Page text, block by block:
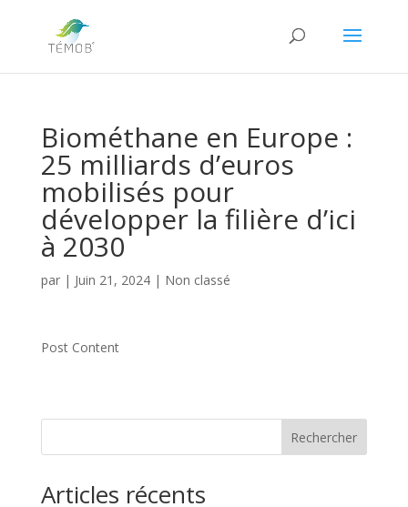
Biométhane en Europe :
25 milliards d’euros
mobilisés pour
développer la filière d’ici
à 2030
par | Juin 21, 2024| Non classé
Post Content
Rechercher
Articles récents